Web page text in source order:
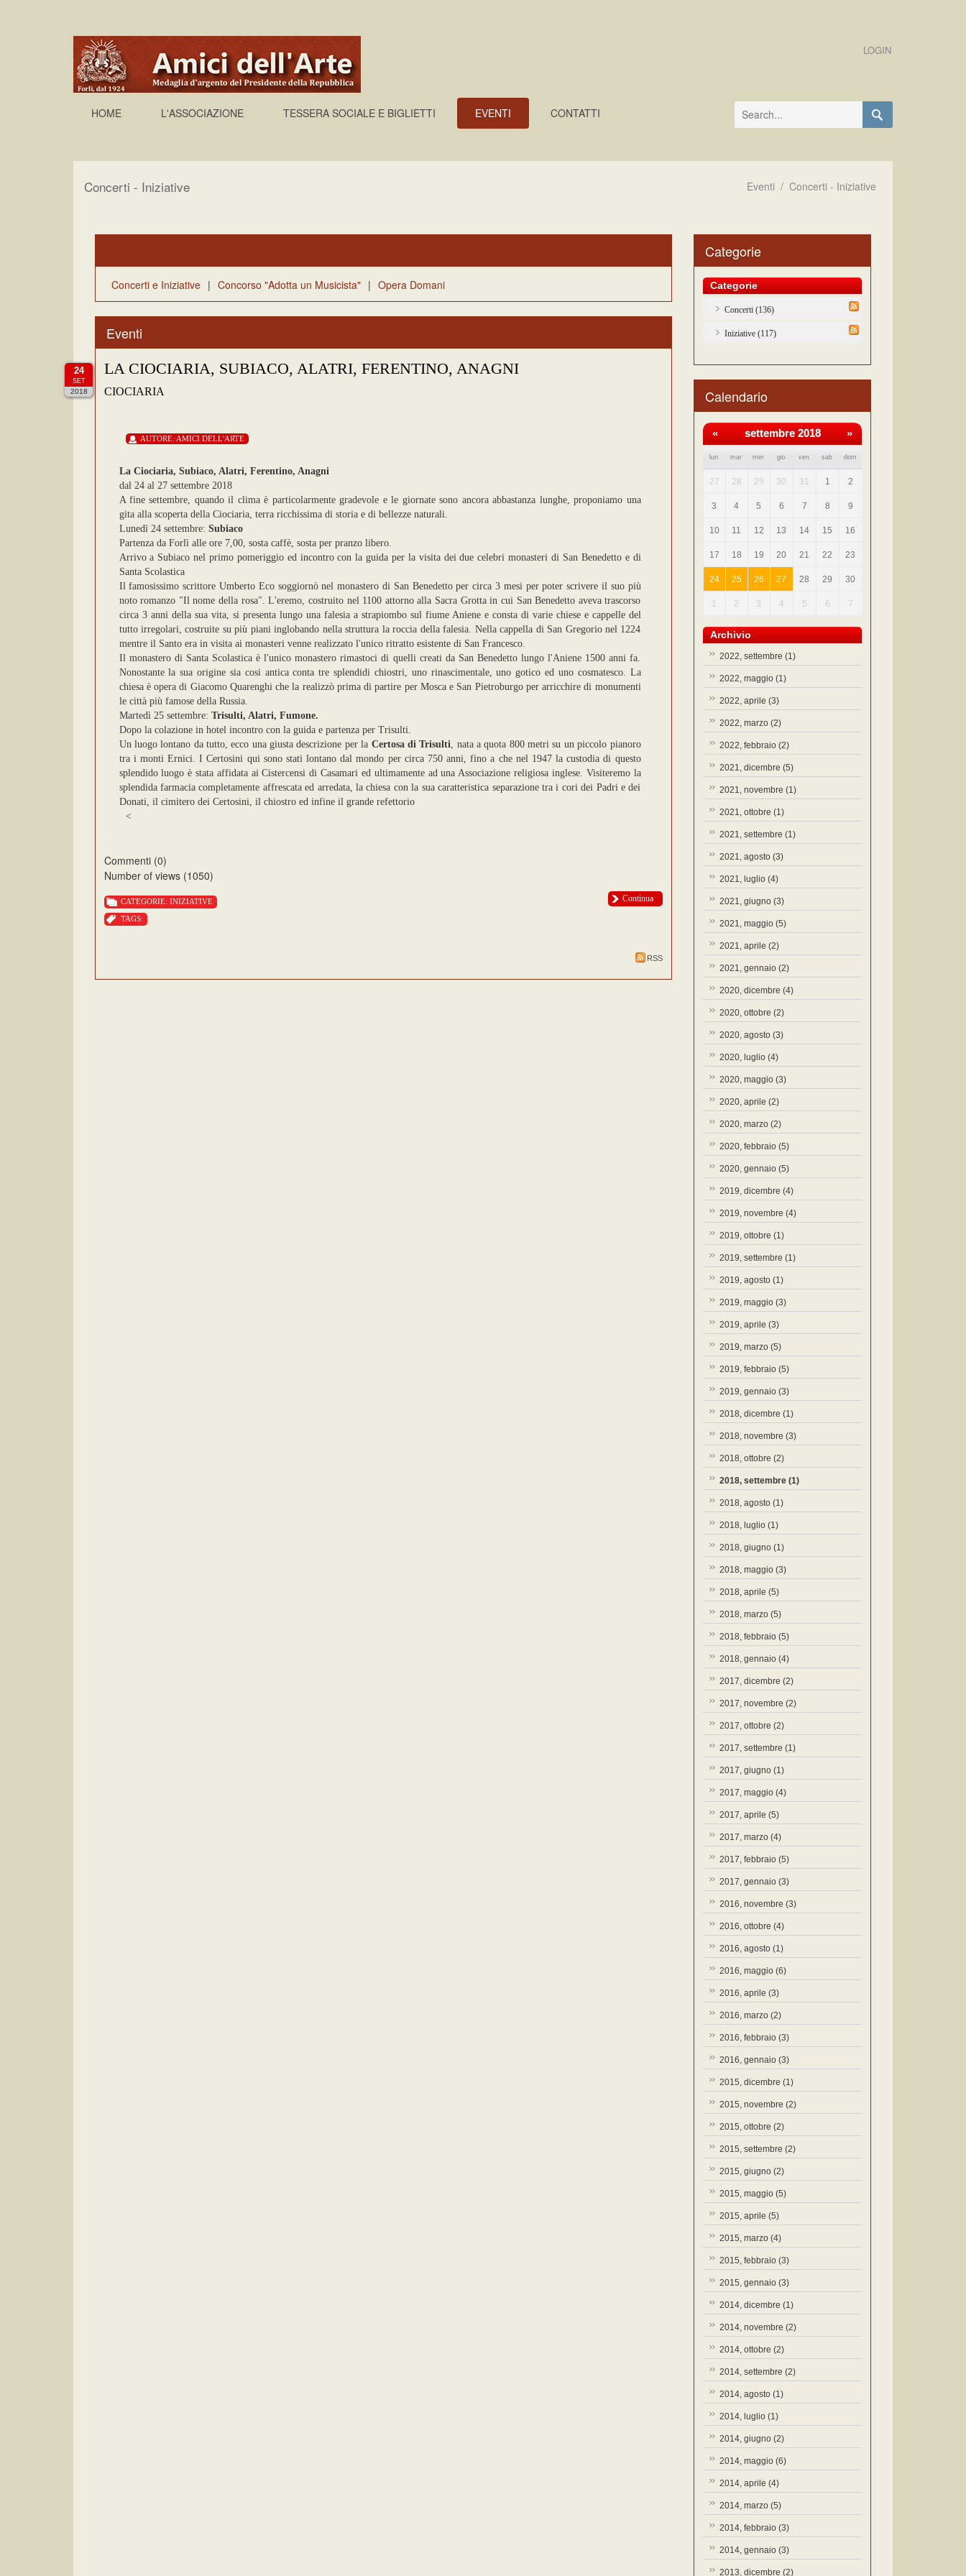
LOGIN
HOME L'ASSOCIAZIONE TESSERA SOCIALE E BIGLIETTI EVENTI CONTATTI
Concerti - Iniziative Eventi / Concerti - Iniziative
Concerti e Iniziative | Concorso "Adotta un Musicista" | Opera Domani
Eventi
24
SET
2018
LA CIOCIARIA, SUBIACO, ALATRI, FERENTINO, ANAGNI
CIOCIARIA
AUTORE: AMICI DELL'ARTE
La Ciociaria, Subiaco, Alatri, Ferentino, Anagni
dal 24 al 27 settembre 2018
A fine settembre, quando il clima è particolarmente gradevole e le giornate sono ancora abbastanza lunghe, proponiamo una
gita alla scoperta della Ciociaria, terra ricchissima di storia e di bellezze naturali.
Lunedì 24 settembre: Subiaco
Partenza da Forlì alle ore 7,00, sosta caffè, sosta per pranzo libero.
Arrivo a Subiaco nel primo pomeriggio ed incontro con la guida per la visita dei due celebri monasteri di San Benedetto e di
Santa Scolastica
Il famosissimo scrittore Umberto Eco soggiornò nel monastero di San Benedetto per circa 3 mesi per poter scrivere il suo più
noto romanzo "Il nome della rosa". L'eremo, costruito nel 1100 attorno alla Sacra Grotta in cui San Benedetto aveva trascorso
circa 3 anni della sua vita, si presenta lungo una falesia a strapiombo sul fiume Aniene e consta di varie chiese e cappelle del
tutto irregolari, costruite su più piani inglobando nella struttura la roccia della falesia. Nella cappella di San Gregorio nel 1224
mentre il Santo era in visita ai monasteri venne realizzato l'unico ritratto esistente di San Francesco.
Il monastero di Santa Scolastica è l'unico monastero rimastoci di quelli creati da San Benedetto lungo l'Aniene 1500 anni fa.
Nonostante la sua origine sia cosi antica conta tre splendidi chiostri, uno rinascimentale, uno gotico ed uno cosmatesco. La
chiesa è opera di Giacomo Quarenghi che la realizzò prima di partire per Mosca e San Pietroburgo per arricchire di monumenti
le città più famose della Russia.
Martedì 25 settembre: Trisulti, Alatri, Fumone.
Dopo la colazione in hotel incontro con la guida e partenza per Trisulti.
Un luogo lontano da tutto, ecco una giusta descrizione per la Certosa di Trisulti, nata a quota 800 metri su un piccolo pianoro
tra i monti Ernici. I Certosini qui sono stati lontano dal mondo per circa 750 anni, fino a che nel 1947 la custodia di questo
splendido luogo è stata affidata ai Cistercensi di Casamari ed ultimamente ad una Associazione religiosa inglese. Visiteremo la
splendida farmacia completamente affrescata ed arredata, la chiesa con la sua caratteristica separazione tra i cori dei Padri e dei
Donati, il cimitero dei Certosini, il chiostro ed infine il grande refettorio
<
Commenti (0)
Number of views (1050)
Continua
CATEGORIE: INIZIATIVE
TAGS:
RSS
Categorie
Categorie
Concerti (136)
Iniziative (117)
Calendario
« settembre 2018 »
lun mar mer gio ven sab dom
27 28 29 30 31 1 2
3 4 5 6 7 8 9
10 11 12 13 14 15 16
17 18 19 20 21 22 23
24 25 26 27 28 29 30
1 2 3 4 5 6 7
Archivio
2022, settembre (1)
2022, maggio (1)
2022, aprile (3)
2022, marzo (2)
2022, febbraio (2)
2021, dicembre (5)
2021, novembre (1)
2021, ottobre (1)
2021, settembre (1)
2021, agosto (3)
2021, luglio (4)
2021, giugno (3)
2021, maggio (5)
2021, aprile (2)
2021, gennaio (2)
2020, dicembre (4)
2020, ottobre (2)
2020, agosto (3)
2020, luglio (4)
2020, maggio (3)
2020, aprile (2)
2020, marzo (2)
2020, febbraio (5)
2020, gennaio (5)
2019, dicembre (4)
2019, novembre (4)
2019, ottobre (1)
2019, settembre (1)
2019, agosto (1)
2019, maggio (3)
2019, aprile (3)
2019, marzo (5)
2019, febbraio (5)
2019, gennaio (3)
2018, dicembre (1)
2018, novembre (3)
2018, ottobre (2)
2018, settembre (1)
2018, agosto (1)
2018, luglio (1)
2018, giugno (1)
2018, maggio (3)
2018, aprile (5)
2018, marzo (5)
2018, febbraio (5)
2018, gennaio (4)
2017, dicembre (2)
2017, novembre (2)
2017, ottobre (2)
2017, settembre (1)
2017, giugno (1)
2017, maggio (4)
2017, aprile (5)
2017, marzo (4)
2017, febbraio (5)
2017, gennaio (3)
2016, novembre (3)
2016, ottobre (4)
2016, agosto (1)
2016, maggio (6)
2016, aprile (3)
2016, marzo (2)
2016, febbraio (3)
2016, gennaio (3)
2015, dicembre (1)
2015, novembre (2)
2015, ottobre (2)
2015, settembre (2)
2015, giugno (2)
2015, maggio (5)
2015, aprile (5)
2015, marzo (4)
2015, febbraio (3)
2015, gennaio (3)
2014, dicembre (1)
2014, novembre (2)
2014, ottobre (2)
2014, settembre (2)
2014, agosto (1)
2014, luglio (1)
2014, giugno (2)
2014, maggio (6)
2014, aprile (4)
2014, marzo (5)
2014, febbraio (3)
2014, gennaio (3)
2013, dicembre (2)